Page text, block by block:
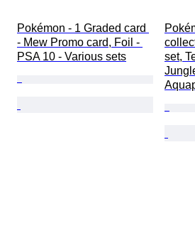
Pokémon - 1 Graded card
- Mew Promo card, Foil -
PSA 10 - Various sets
set,